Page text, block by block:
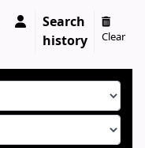
Search
history
Clear